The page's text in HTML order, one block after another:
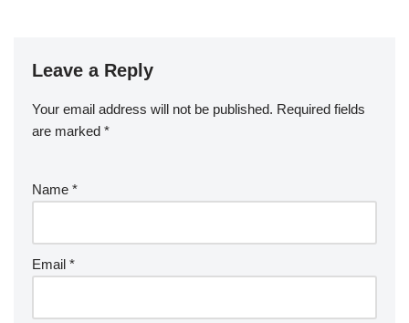
Leave a Reply
Your email address will not be published. Required fields
are marked *
Name *
Email *